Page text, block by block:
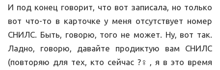
И под конец говорит, что вот записала, но только
вот что-то в карточке у меня отсутствует номер
СНИЛС. Быть, говорю, того не может. Ну, вот так.
Ладно, говорю, давайте продиктую вам СНИЛС
(повторяю для тех, кто сейчас ?‍♀️, я в это время